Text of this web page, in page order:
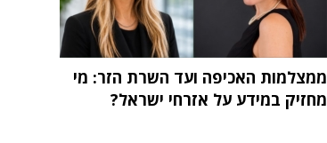
ממצלמות האכיפה ועד השרת הזר: מי
מחזיק במידע על אזרחי ישראל?